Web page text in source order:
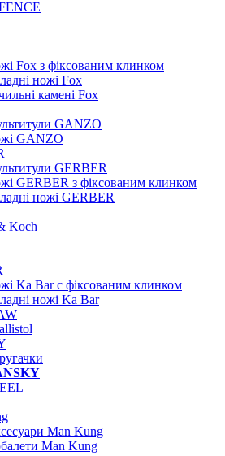
Fox з фіксованим клинком
ножі Fox
камені Fox
GANZO
GANZO
GERBER
GERBER з фіксованим клинком
ножі GERBER
Koch
Ka Bar c фіксованим клинком
ножі Ka Bar
Man Kung
Man Kung